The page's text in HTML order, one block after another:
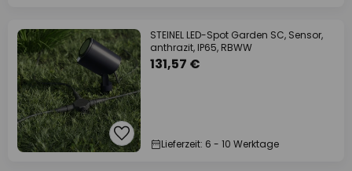
STEINEL LED-Spot Garden SC, Sensor,
anthrazit, IP65, RBWW
131,57 €
Lieferzeit: 6 - 10 Werktage